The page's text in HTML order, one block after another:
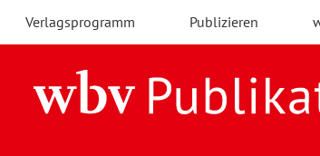
Verlagsprogramm Publizieren